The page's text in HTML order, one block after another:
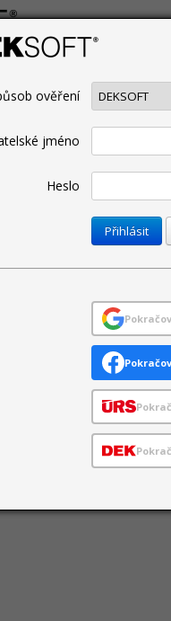
ověření
jméno
Heslo
A
PODPORA
Technická podpora
sekci zatím nejsou žádné